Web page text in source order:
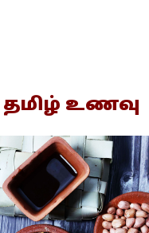
தமிழ் உணவு